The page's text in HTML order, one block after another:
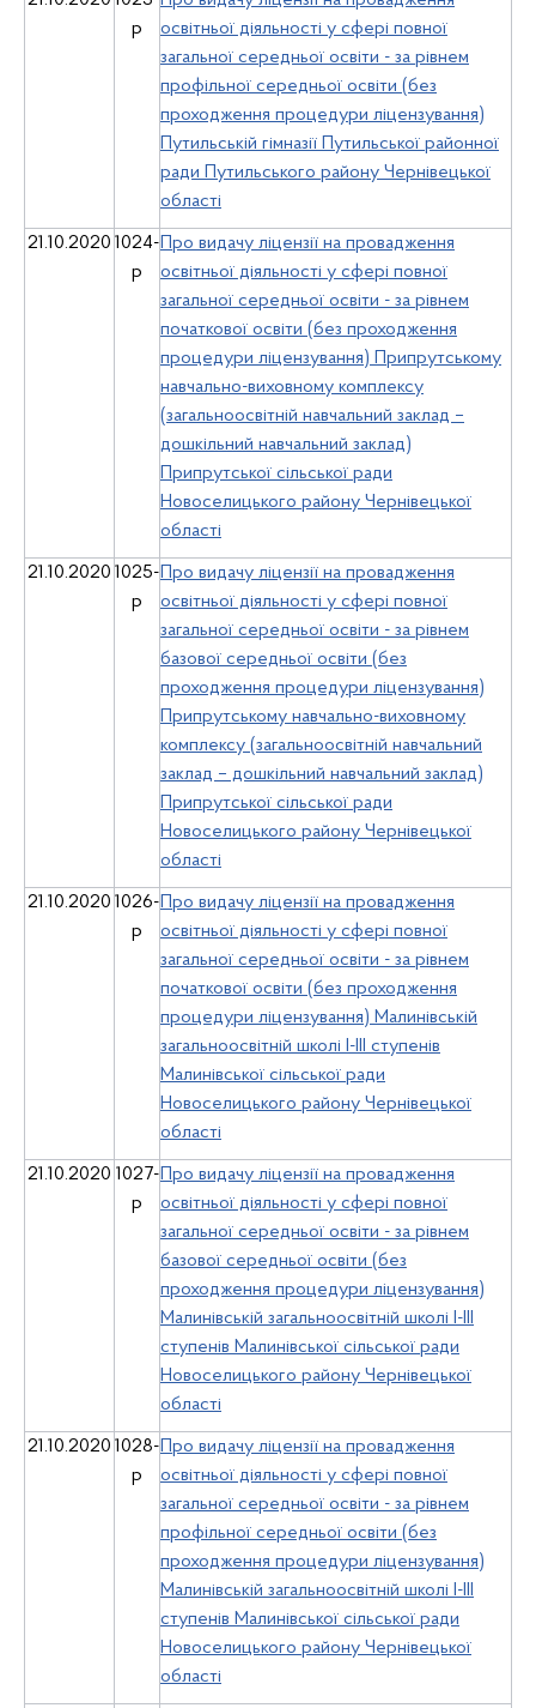
р
освітньої діяльності у сфері повної
загальної середньої освіти - за рівнем
профільної середньої освіти (без
проходження процедури ліцензування)
Путильській гімназії Путильської районної
ради Путильського району Чернівецької
області
21.10.2020 1024-
р
Про видачу ліцензії на провадження
освітньої діяльності у сфері повної
загальної середньої освіти - за рівнем
початкової освіти (без проходження
процедури ліцензування) Припрутському
навчально-виховному комплексу
(загальноосвітній навчальний заклад –
дошкільний навчальний заклад)
Припрутської сільської ради
Новоселицького району Чернівецької
області
21.10.2020 1025-
р
Про видачу ліцензії на провадження
освітньої діяльності у сфері повної
загальної середньої освіти - за рівнем
базової середньої освіти (без
проходження процедури ліцензування)
Припрутському навчально-виховному
комплексу (загальноосвітній навчальний
заклад – дошкільний навчальний заклад)
Припрутської сільської ради
Новоселицького району Чернівецької
області
21.10.2020 1026-
р
Про видачу ліцензії на провадження
освітньої діяльності у сфері повної
загальної середньої освіти - за рівнем
початкової освіти (без проходження
процедури ліцензування) Малинівській
загальноосвітній школі І-ІІІ ступенів
Малинівської сільської ради
Новоселицького району Чернівецької
області
21.10.2020 1027-
р
Про видачу ліцензії на провадження
освітньої діяльності у сфері повної
загальної середньої освіти - за рівнем
базової середньої освіти (без
проходження процедури ліцензування)
Малинівській загальноосвітній школі І-ІІІ
ступенів Малинівської сільської ради
Новоселицького району Чернівецької
області
21.10.2020 1028-
р
Про видачу ліцензії на провадження
освітньої діяльності у сфері повної
загальної середньої освіти - за рівнем
профільної середньої освіти (без
проходження процедури ліцензування)
Малинівській загальноосвітній школі І-ІІІ
ступенів Малинівської сільської ради
Новоселицького району Чернівецької
області